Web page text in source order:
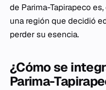
de Parima-Tapirapeco
una región que decidió
perder su esencia.
¿Cómo se
Parima-